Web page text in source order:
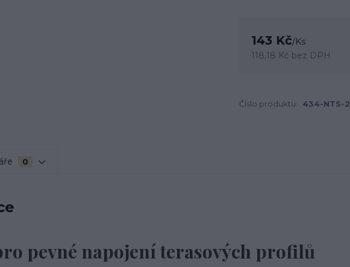
143 Kč/Ks
118,18 Kč bez DPH
Číslo produktu: 434-NTS-2
0
pevné napojení terasových profilů